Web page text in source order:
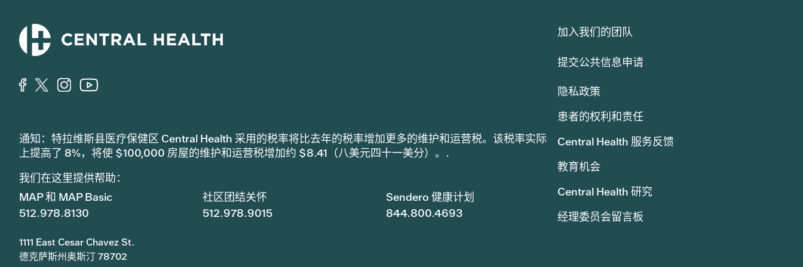
通知：特拉维斯县医疗保健区 Central Health 采用的税率将比去年的税率增加更多的维护和运营税。该税率实际
上提高了 8%，将使 $100,000 房屋的维护和运营税增加约 $8.41（八美元四十一美分）。.
我们在这里提供帮助：
MAP 和 MAP Basic
512.978.8130
社区团结关怀
512.978.9015
Sendero 健康计划
844.800.4693
1111 East Cesar Chavez St.
德克萨斯州奥斯汀 78702
加入我们的团队
提交公共信息申请
隐私政策
患者的权利和责任
Central Health 服务反馈
教育机会
Central Health 研究
经理委员会留言板